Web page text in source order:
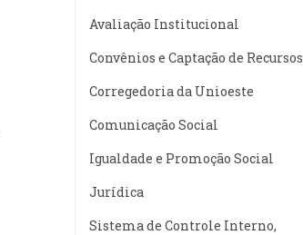
Avaliação Institucional
Convênios e Captação de Recursos
Corregedoria da Unioeste
Comunicação Social
Igualdade e Promoção Social
Jurídica
Sistema de Controle Interno,